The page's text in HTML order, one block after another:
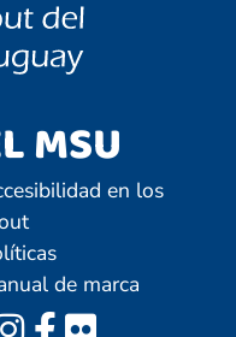
MSU
en los
de marca